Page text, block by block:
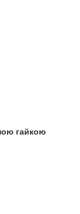
гайкою